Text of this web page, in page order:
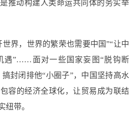
推动构建人类命运共同体的务实举
界，世界的繁荣也需要中国”“让中
遇”……面对一些国家妄图“脱钩断
封闭排他“小圈子”，中国坚持高水
容的经济全球化，让贸易成为联结
纽带。